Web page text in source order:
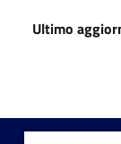
Ultimo